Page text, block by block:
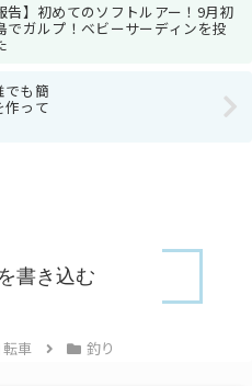
告】初めてのソフトルアー！9月初
でガルプ！ベビーサーディンを投
でも簡
作って
書き込む
車 釣り